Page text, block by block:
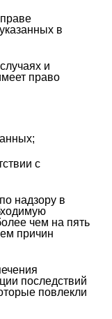
в
и
право
с
надзору в
чем на пять
причин
последствий
повлекли